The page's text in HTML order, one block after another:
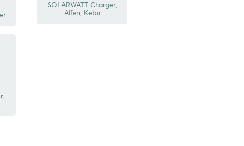
SOLARWATT Charger,
Alfen, Keba